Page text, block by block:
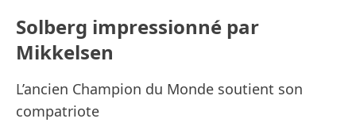
Solberg impressionné par
Mikkelsen
L’ancien Champion du Monde soutient son
compatriote